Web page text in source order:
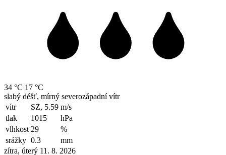
34 °C 17 °C
slabý déšť, mírný severozápadní vítr
vítr
SZ, 5.59 m/s
tlak
1015
hPa
vlhkost 29
%
srážky 0.3
mm
zítra, úterý 11. 8. 2026